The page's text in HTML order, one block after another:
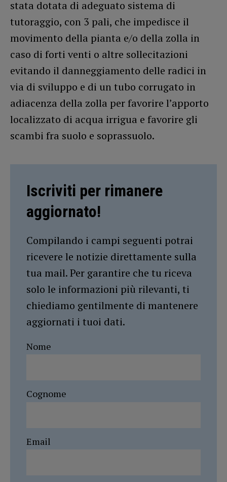
stata dotata di adeguato sistema di
tutoraggio, con 3 pali, che impedisce il
movimento della pianta e/o della zolla in
caso di forti venti o altre sollecitazioni
evitando il danneggiamento delle radici in
via di sviluppo e di un tubo corrugato in
adiacenza della zolla per favorire l’apporto
localizzato di acqua irrigua e favorire gli
scambi fra suolo e soprassuolo.
Iscriviti per rimanere
aggiornato!
Compilando i campi seguenti potrai
ricevere le notizie direttamente sulla
tua mail. Per garantire che tu riceva
solo le informazioni più rilevanti, ti
chiediamo gentilmente di mantenere
aggiornati i tuoi dati.
Nome
Cognome
Email